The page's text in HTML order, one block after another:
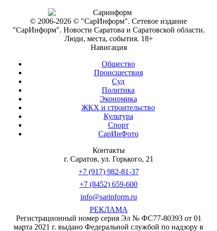
© 2006-2026 © "СарИнформ". Сетевое издание
"СарИнформ". Новости Саратова и Саратовской области.
Люди, места, события. 18+
Навигация
Общество
Происшествия
Суд
Политика
Экономика
ЖКХ и строительство
Культура
Спорт
СарИнФото
Контакты
г. Саратов, ул. Горького, 21
+7 (917) 982-81-37
+7 (8452) 659-600
info@sarinform.ru
РЕКЛАМА
Регистрационный номер серия Эл № ФС77-80393 от 01
марта 2021 г. выдано Федеральной службой по надзору в